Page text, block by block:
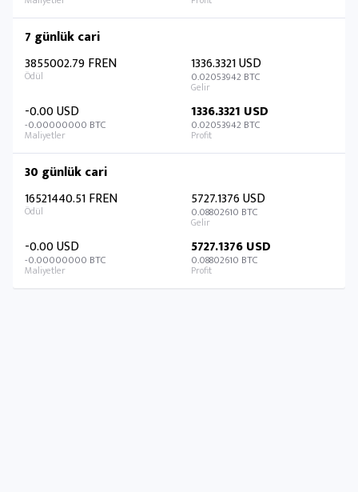
7 günlük cari
3855002.79 FREN
1336.3321 USD
0.02053942 BTC
-0.00 USD
-0.00000000 BTC
1336.3321 USD
0.02053942 BTC
30 günlük cari
16521440.51 FREN
5727.1376 USD
0.08802610 BTC
-0.00 USD
-0.00000000 BTC
5727.1376 USD
0.08802610 BTC